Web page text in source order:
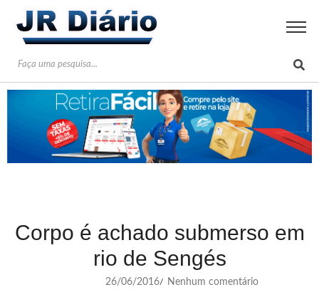
Corpo é achado submerso em
rio de Sengés
26/06/2016/ Nenhum comentário